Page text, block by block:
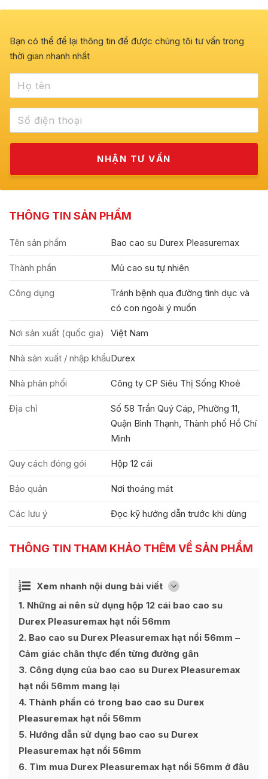
Bạn có thể để lại thông tin để được chúng tôi tư vấn trong
thời gian nhanh nhất
THÔNG TIN SẢN PHẨM
Tên sản phẩm Bao cao su Durex Pleasuremax
Thành phần Mủ cao su tự nhiên
Công dụng
Tránh bệnh qua đường tình dục và
có con ngoài ý muốn
Nơi sản xuất (quốc gia) Việt Nam
Nhà sản xuất / nhập khẩuDurex
Nhà phân phối Công ty CP Siêu Thị Sống Khoẻ
Địa chỉ
Số 58 Trần Quý Cáp, Phường 11,
Quận Bình Thạnh, Thành phố Hồ Chí
Minh
Quy cách đóng gói Hộp 12 cái
Bảo quản Nơi thoáng mát
Các lưu ý Đọc kỹ hướng dẫn trước khi dùng
THÔNG TIN THAM KHẢO THÊM VỀ SẢN PHẨM
Xem nhanh nội dung bài viết [
Ẩn
1 Những ai nên sử dụng hộp 12 cái bao cao su
Durex Pleasuremax hạt nổi 56mm
2 Bao cao su Durex Pleasuremax hạt nổi 56mm –
Cảm giác chân thực đến từng đường gân
3 Công dụng của bao cao su Durex Pleasuremax
hạt nổi 56mm mang lại
4 Thành phần có trong bao cao su Durex
Pleasuremax hạt nổi 56mm
5 Hướng dẫn sử dụng bao cao su Durex
Pleasuremax hạt nổi 56mm
6 Tìm mua Durex Pleasuremax hạt nổi 56mm ở đâu